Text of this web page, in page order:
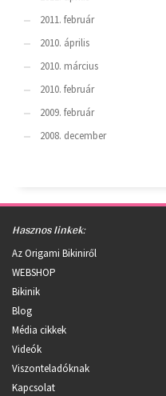
2011. február
2010. április
2010. március
2010. február
2009. február
2008. december
Hasznos linkek:
Az Origami Bikiniről
WEBSHOP
Bikinik
Blog
Média cikkek
Videók
Viszonteladóknak
Kapcsolat